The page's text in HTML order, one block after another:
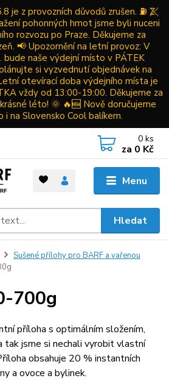
je z provozních důvodů zrušen. ⛽ Z
pohonných hmot jsme byli nuceni
rozvozu po Praze. Děkujeme za
📢 Upozornění na letní provoz: V
bude naše výdejní místo v PÁTEK
si vyzvednutí objednávek na
otevírací doba výdejního místa je
vždy od 13:00-19:00. Děkujeme za
léto! 🌞 🔥🆕 Nově doručujeme
i na Slovensko Cool balíkem.
Menu
Hledat
0 ks
za 0 Kč
Sušené přílohy pro BARF a vařenou
700g
příloha s optimálním složením,
tak jsme si nechali vyrobit vlastní
obsahuje 20 % instantních
a ovoce a bylinek.